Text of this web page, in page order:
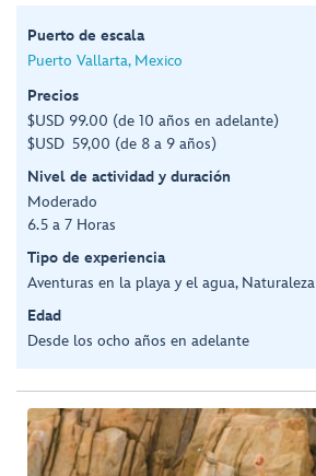
Puerto de escala
Puerto Vallarta, Mexico
Precios
$USD 99.00 (de 10 años en adelante)
$USD 59,00 (de 8 a 9 años)
Nivel de actividad y duración
Moderado
6.5 a 7 Horas
Tipo de experiencia
Aventuras en la playa y el agua, Naturaleza
Edad
Desde los ocho años en adelante